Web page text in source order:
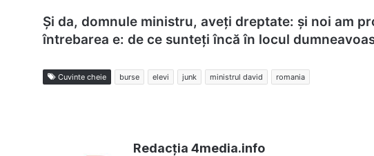
Și da, domnule ministru, aveți dreptate: și noi am
întrebarea e: de ce sunteți încă în locul
Cuvinte cheie burse elevi junk ministrul david romania
Redacția 4media.info